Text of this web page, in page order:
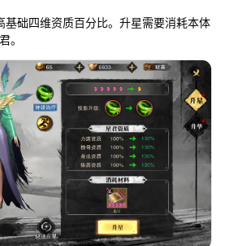
基础四维资质百分比。升星需要消耗本体
。